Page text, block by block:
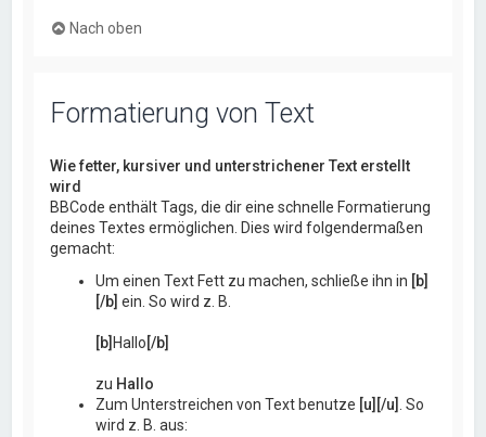
Nach oben
Formatierung von Text
Wie fetter, kursiver und unterstrichener Text erstellt
wird
BBCode enthält Tags, die dir eine schnelle Formatierung
deines Textes ermöglichen. Dies wird folgendermaßen
gemacht:
Um einen Text Fett zu machen, schließe ihn in [b]
[/b] ein. So wird z. B.
[b] Hallo [/b]
zu Hallo
Zum Unterstreichen von Text benutze [u][/u] . So
wird z. B. aus: